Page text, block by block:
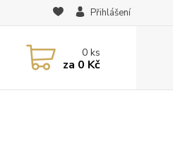
Přihlášení
0ks
za 0 Kč